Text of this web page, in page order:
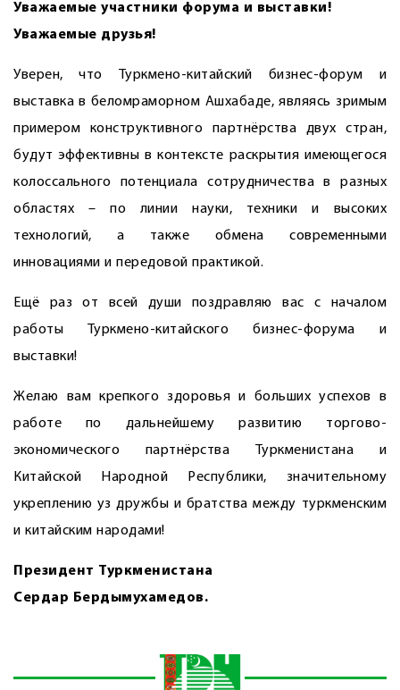
Уважаемые участники форума и выставки!
Уважаемые друзья!
Уверен, что Туркмено-китайский бизнес-форум и
выставка в беломраморном Ашхабаде, являясь зримым
примером конструктивного партнёрства двух стран,
будут эффективны в контексте раскрытия имеющегося
колоссального потенциала сотрудничества в разных
областях – по линии науки, техники и высоких
технологий, а также обмена современными
инновациями и передовой практикой.
Ещё раз от всей души поздравляю вас с началом
работы Турк­мено-китайского бизнес-форума и
выставки!
Желаю вам крепкого здоровья и больших успехов в
работе по дальнейшему развитию торгово-
экономического партнёрства Туркменистана и
Китайской Народной Республики, значительному
укреп­лению уз дружбы и братства между туркменским
и китайским народами!
Президент Туркменистана
Сердар Бердымухамедов.